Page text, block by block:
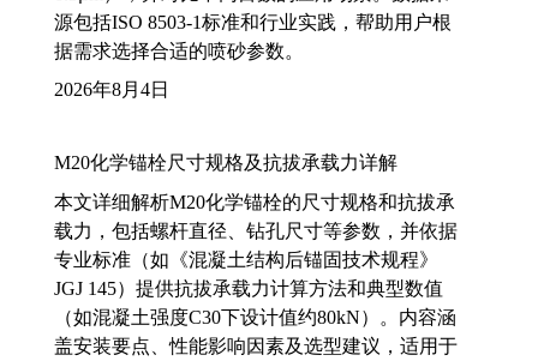
源包括ISO 8503-1标准和行业实践，帮助用户根
据需求选择合适的喷砂参数。
2026年8月4日
M20化学锚栓尺寸规格及抗拔承载力详解
本文详细解析M20化学锚栓的尺寸规格和抗拔承
载力，包括螺杆直径、钻孔尺寸等参数，并依据
专业标准（如《混凝土结构后锚固技术规程》
JGJ 145）提供抗拔承载力计算方法和典型数值
（如混凝土强度C30下设计值约80kN）。内容涵
盖安装要点、性能影响因素及选型建议，适用于